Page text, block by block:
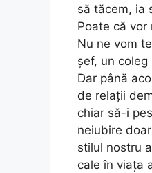
să tăcem, ia
Poate că
Nu ne vom
șef, un
Dar până
de relații
chiar să-i
neiubire
stilul nostru
cale în viața